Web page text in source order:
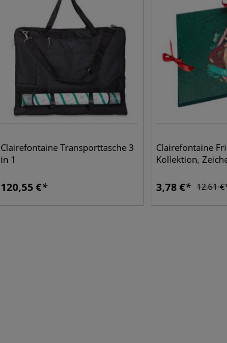
Clairefontaine Transporttasche 3
in 1
120,55 €
Clairefontaine
Kollektion,
3,78 € 12,61€